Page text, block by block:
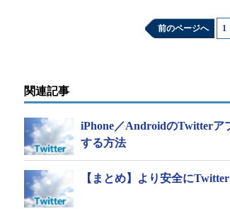
前のページへ 1
関連記事
iPhone／AndroidのTwitterア
する方法
【まとめ】より安全に